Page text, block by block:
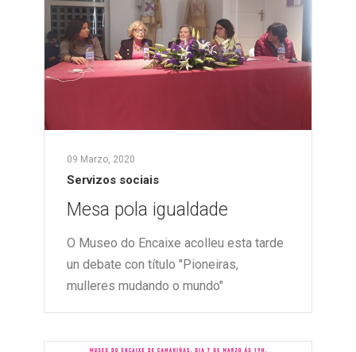
09 Marzo, 2020
Servizos sociais
Mesa pola igualdade
O Museo do Encaixe acolleu esta tarde
un debate con título "Pioneiras,
mulleres mudando o mundo"